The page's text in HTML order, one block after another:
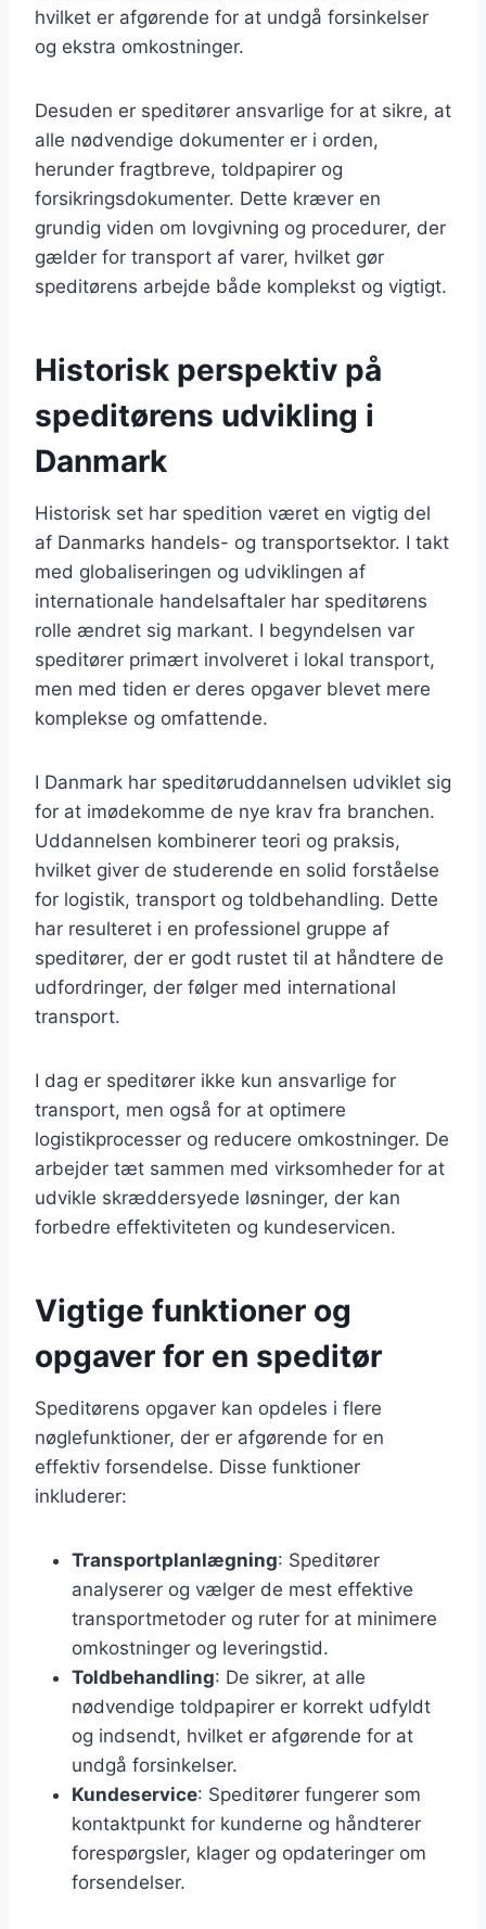
hvilket er afgørende for at undgå forsinkelser
og ekstra omkostninger.
Desuden er speditører ansvarlige for at sikre, at
alle nødvendige dokumenter er i orden,
herunder fragtbreve, toldpapirer og
forsikringsdokumenter. Dette kræver en
grundig viden om lovgivning og procedurer, der
gælder for transport af varer, hvilket gør
speditørens arbejde både komplekst og vigtigt.
Historisk perspektiv på
speditørens udvikling i
Danmark
Historisk set har spedition været en vigtig del
af Danmarks handels- og transportsektor. I takt
med globaliseringen og udviklingen af
internationale handelsaftaler har speditørens
rolle ændret sig markant. I begyndelsen var
speditører primært involveret i lokal transport,
men med tiden er deres opgaver blevet mere
komplekse og omfattende.
I Danmark har speditøruddannelsen udviklet sig
for at imødekomme de nye krav fra branchen.
Uddannelsen kombinerer teori og praksis,
hvilket giver de studerende en solid forståelse
for logistik, transport og toldbehandling. Dette
har resulteret i en professionel gruppe af
speditører, der er godt rustet til at håndtere de
udfordringer, der følger med international
transport.
I dag er speditører ikke kun ansvarlige for
transport, men også for at optimere
logistikprocesser og reducere omkostninger. De
arbejder tæt sammen med virksomheder for at
udvikle skræddersyede løsninger, der kan
forbedre effektiviteten og kundeservicen.
Vigtige funktioner og
opgaver for en speditør
Speditørens opgaver kan opdeles i flere
nøglefunktioner, der er afgørende for en
effektiv forsendelse. Disse funktioner
inkluderer:
Transportplanlægning: Speditører
analyserer og vælger de mest effektive
transportmetoder og ruter for at minimere
omkostninger og leveringstid.
Toldbehandling: De sikrer, at alle
nødvendige toldpapirer er korrekt udfyldt
og indsendt, hvilket er afgørende for at
undgå forsinkelser.
Kundeservice: Speditører fungerer som
kontaktpunkt for kunderne og håndterer
forespørgsler, klager og opdateringer om
forsendelser.